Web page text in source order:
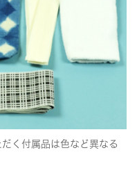
く付属品は色など異なる